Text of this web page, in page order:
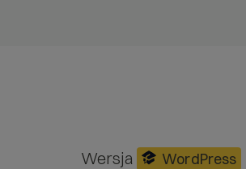
Wersja WordPress